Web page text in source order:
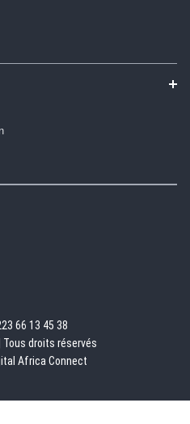
66 13 45 38
Tous droits réservés
Africa Connect